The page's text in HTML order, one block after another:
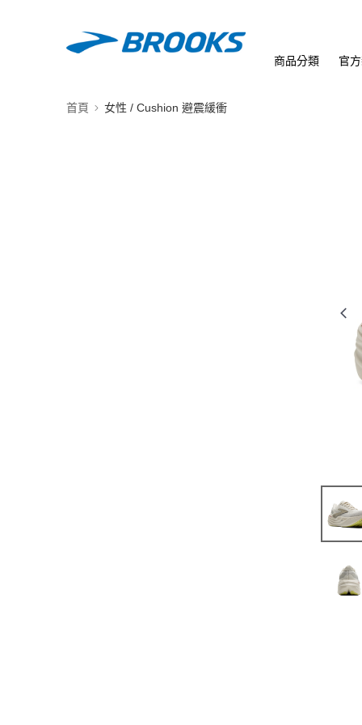
商品分類 官
首頁 女性 / Cushion 避震緩衝